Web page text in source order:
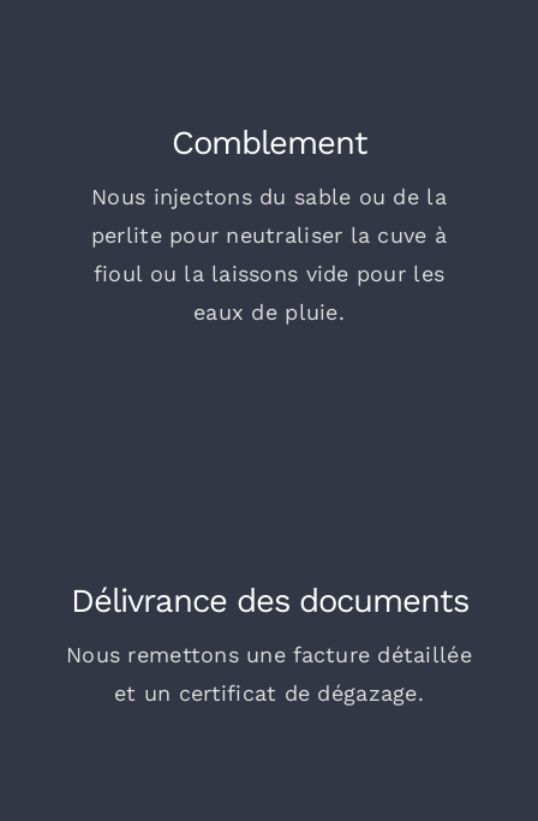
Comblement
Nous injectons du sable ou de la
perlite pour neutraliser la cuve à
fioul ou la laissons vide pour les
eaux de pluie.
Délivrance des documents
Nous remettons une facture détaillée
et un certificat de dégazage.